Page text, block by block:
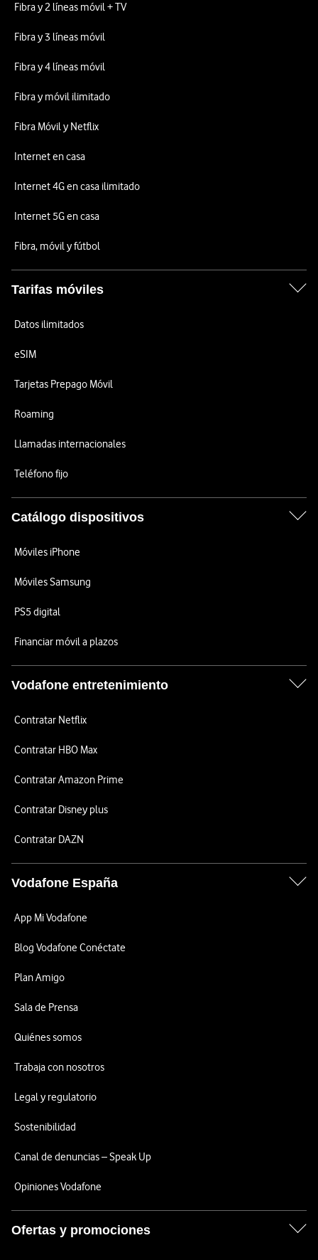
Fibra y 2 líneas móvil + TV
Fibra y 3 líneas móvil
Fibra y 4 líneas móvil
Fibra y móvil ilimitado
Fibra Móvil y Netflix
Internet en casa
Internet 4G en casa ilimitado
Internet 5G en casa
Fibra, móvil y fútbol
Tarifas móviles
Datos ilimitados
eSIM
Tarjetas Prepago Móvil
Roaming
Llamadas internacionales
Teléfono fijo
Catálogo dispositivos
Móviles iPhone
Móviles Samsung
PS5 digital
Financiar móvil a plazos
Vodafone entretenimiento
Contratar Netflix
Contratar HBO Max
Contratar Amazon Prime
Contratar Disney plus
Contratar DAZN
Vodafone España
App Mi Vodafone
Blog Vodafone Conéctate
Plan Amigo
Sala de Prensa
Quiénes somos
Trabaja con nosotros
Legal y regulatorio
Sostenibilidad
Canal de denuncias – Speak Up
Opiniones Vodafone
Ofertas y promociones